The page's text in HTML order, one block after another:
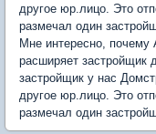
другое юр.лицо. Это
размечал один
Мне интересно, почему
расширяет застройщик
застройщик у нас
другое юр.лицо. Это
размечал один